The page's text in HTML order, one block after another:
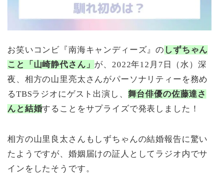
お笑いコンビ『南海キャンディーズ』の しずちゃん
こと「山崎静代さん」 が、2022年12月7日（水）深
夜、相方の山里亮太さんがパーソナリティーを務め
るTBSラジオにゲスト出演し、 舞台俳優の佐藤達さ
んと結婚することをサプライズで発表しました！
相方の山里良太さんもしずちゃんの結婚報告に驚い
たようですが、婚姻届けの証人としてラジオ内でサ
インをしたそうです。